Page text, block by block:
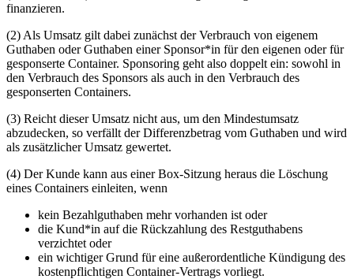
finanzieren.
(2) Als Umsatz gilt dabei zunächst der Verbrauch von eigenem
Guthaben oder Guthaben einer Sponsor*in für den eigenen oder für
gesponserte Container. Sponsoring geht also doppelt ein: sowohl in
den Verbrauch des Sponsors als auch in den Verbrauch des
gesponserten Containers.
(3) Reicht dieser Umsatz nicht aus, um den Mindestumsatz
abzudecken, so verfällt der Differenzbetrag vom Guthaben und wird
als zusätzlicher Umsatz gewertet.
(4) Der Kunde kann aus einer Box-Sitzung heraus die Löschung
eines Containers einleiten, wenn
kein Bezahlguthaben mehr vorhanden ist oder
die Kund*in auf die Rückzahlung des Restguthabens
verzichtet oder
ein wichtiger Grund für eine außerordentliche Kündigung des
kostenpflichtigen Container-Vertrags vorliegt.